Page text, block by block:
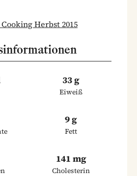
Herbst 2015
33 g
Eiweiß
9 g
Fett
141 mg
Cholesterin